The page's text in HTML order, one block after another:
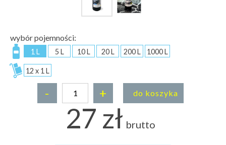
wybór pojemności:
1 L 5 L 10 L 20 L 200 L 1000 L
12 x 1 L
- + do koszyka
27 zł brutto